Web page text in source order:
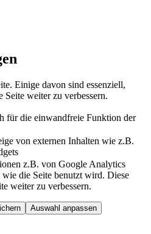
Einige davon sind essenziell,
Seite weiter zu verbessern.
für die einwandfreie Funktion der
von externen Inhalten wie z.B.
z.B. von Google Analytics
wie die Seite benutzt wird. Diese
weiter zu verbessern.
Auswahl anpassen